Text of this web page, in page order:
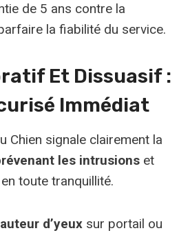
de 5 ans contre la
la fiabilité du service.
Et Dissuasif :
Immédiat
Chien signale clairement la
les intrusions et
toute tranquillité.
d’yeux sur portail ou